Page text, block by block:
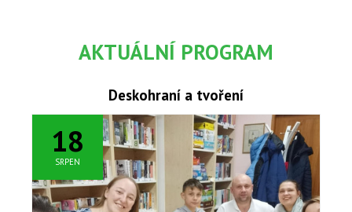
AKTUÁLNÍ PROGRAM
Deskohraní a tvoření
18
SRPEN